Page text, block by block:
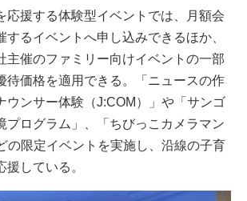
援する体験型イベントでは、月額会
するイベントへ申し込みできるほか、
主催のファミリー向けイベントの一部
待価格を適用できる。「ニュースの作
ウンサー体験（J:COM）」や「サンゴ
プログラム」、「ちびっこカメラマン
の限定イベントを実施し、沿線の子育
している。